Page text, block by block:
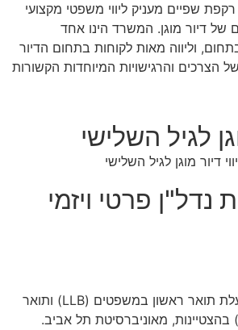
שפיים מעניק ליווי משפטי מקצועי
של דיור מוגן. המשרד הינו אחד
וליווה מאות לקוחות בתחום הדיור
הצרכים והרגישויות המיוחדות הקשורות
לגיל השלישי
נדל"ן פרטי ויזמי
בעלת תואר ראשון במשפטים (LLB) ותואר